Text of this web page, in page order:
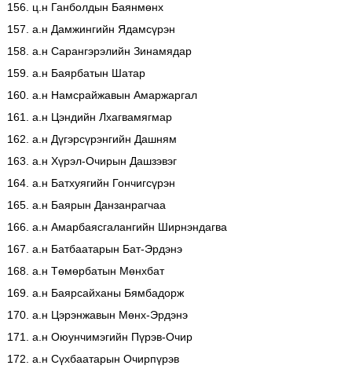
156. ц.н Ганболдын Баянмөнх
157. а.н Дамжингийн Ядамсүрэн
158. а.н Сарангэрэлийн Зинамядар
159. а.н Баярбатын Шатар
160. а.н Намсрайжавын Амаржаргал
161. а.н Цэндийн Лхагвамягмар
162. а.н Дүгэрсүрэнгийн Дашням
163. а.н Хүрэл-Очирын Дашзэвэг
164. а.н Батхуягийн Гончигсүрэн
165. а.н Баярын Данзанрагчаа
166. а.н Амарбаясгалангийн Ширнэндагва
167. а.н Батбаатарын Бат-Эрдэнэ
168. а.н Төмөрбатын Мөнхбат
169. а.н Баярсайханы Бямбадорж
170. а.н Цэрэнжавын Мөнх-Эрдэнэ
171. а.н Оюунчимэгийн Пүрэв-Очир
172. а.н Сүхбаатарын Очирпүрэв